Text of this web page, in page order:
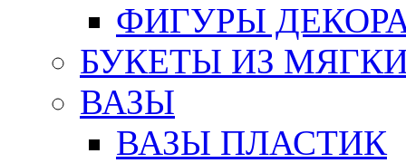
ФИГУРЫ
БУКЕТЫ ИЗ
ВАЗЫ
ВАЗЫ ПЛАСТИК